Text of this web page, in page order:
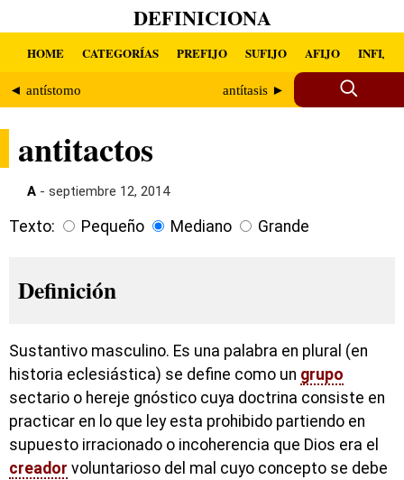
DEFINICIONA
HOME CATEGORÍAS PREFIJO SUFIJO AFIJO INFIJO
◄ antístomo antítasis ►
antitactos
A - septiembre 12, 2014
Texto: Pequeño Mediano Grande
Definición
Sustantivo masculino. Es una palabra en plural (en
historia eclesiástica) se define como un grupo
sectario o hereje gnóstico cuya doctrina consiste en
practicar en lo que ley esta prohibido partiendo en
supuesto irracionado o incoherencia que Dios era el
creador voluntarioso del mal cuyo concepto se debe